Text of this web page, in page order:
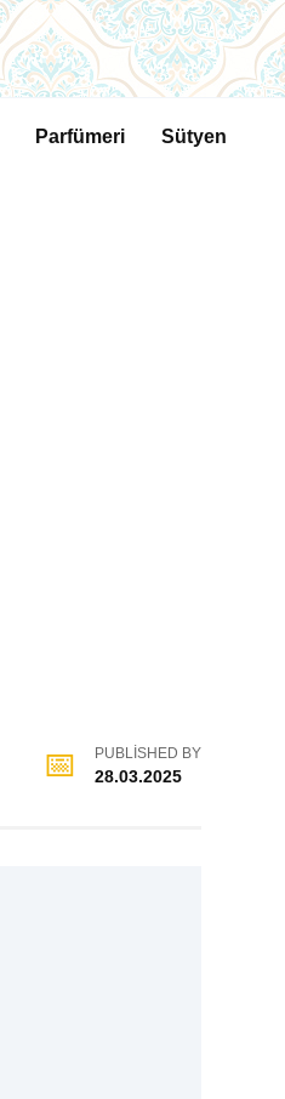
Parfümeri Sütyen
PUBLISHED BY
28.03.2025